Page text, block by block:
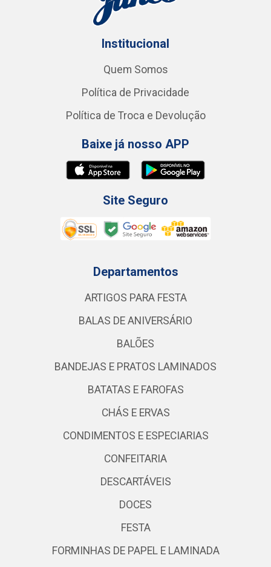
Institucional
Quem Somos
Política de Privacidade
Política de Troca e Devolução
Baixe já nosso APP
Site Seguro
Departamentos
ARTIGOS PARA FESTA
BALAS DE ANIVERSÁRIO
BALÕES
BANDEJAS E PRATOS LAMINADOS
BATATAS E FAROFAS
CHÁS E ERVAS
CONDIMENTOS E ESPECIARIAS
CONFEITARIA
DESCARTÁVEIS
DOCES
FESTA
FORMINHAS DE PAPEL E LAMINADA